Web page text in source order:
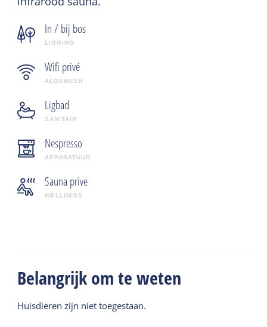
In / bij bos
LIGGING
Wifi privé
ALGEMEEN
Ligbad
SANITAIR
Nespresso
APPARATUUR
Sauna prive
WELLNESS
Belangrijk om te weten
Huisdieren zijn niet toegestaan.